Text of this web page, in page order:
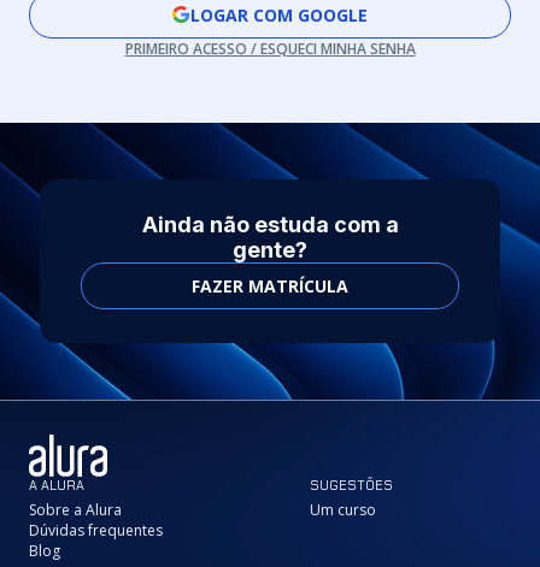
LOGAR COM GOOGLE
PRIMEIRO ACESSO / ESQUECI MINHA SENHA
Ainda não estuda com a
gente?
FAZER MATRÍCULA
A ALURA
Sobre a Alura
Dúvidas frequentes
Blog
SUGESTÕES
Um curso